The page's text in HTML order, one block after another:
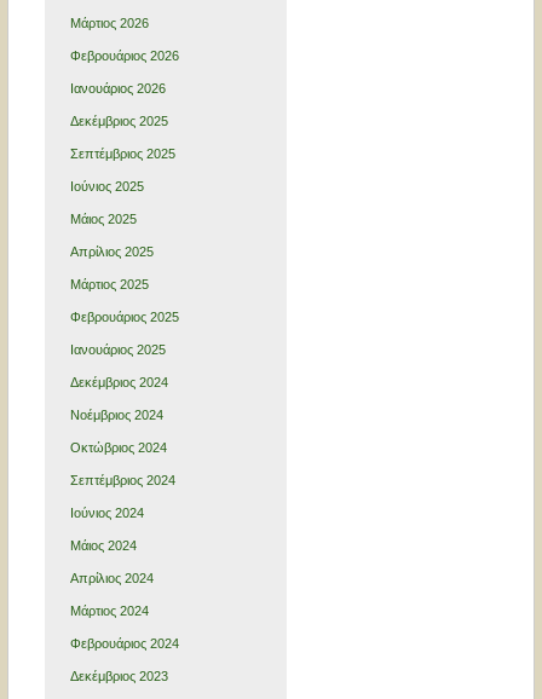
Μάρτιος 2026
Φεβρουάριος 2026
Ιανουάριος 2026
Δεκέμβριος 2025
Σεπτέμβριος 2025
Ιούνιος 2025
Μάιος 2025
Απρίλιος 2025
Μάρτιος 2025
Φεβρουάριος 2025
Ιανουάριος 2025
Δεκέμβριος 2024
Νοέμβριος 2024
Οκτώβριος 2024
Σεπτέμβριος 2024
Ιούνιος 2024
Μάιος 2024
Απρίλιος 2024
Μάρτιος 2024
Φεβρουάριος 2024
Δεκέμβριος 2023